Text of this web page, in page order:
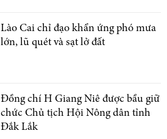
Lào Cai chỉ đạo khẩn ứng phó mưa
lớn, lũ quét và sạt lở đất
Đồng chí H Giang Niê được bầu giữ
chức Chủ tịch Hội Nông dân tỉnh
Đắk Lắk